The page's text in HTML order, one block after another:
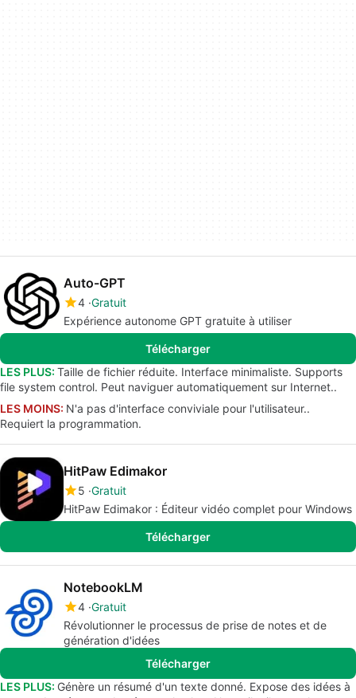
Auto-GPT
4 Gratuit
Expérience autonome GPT gratuite à utiliser
Télécharger
LES PLUS: Taille de fichier réduite. Interface minimaliste. Supports
file system control. Peut naviguer automatiquement sur Internet..
LES MOINS: N'a pas d'interface conviviale pour l'utilisateur..
Requiert la programmation.
HitPaw Edimakor
5 Gratuit
HitPaw Edimakor : Éditeur vidéo complet pour Windows
Télécharger
NotebookLM
4 Gratuit
Révolutionner le processus de prise de notes et de
génération d'idées
Télécharger
LES PLUS: Génère un résumé d'un texte donné. Expose des idées à